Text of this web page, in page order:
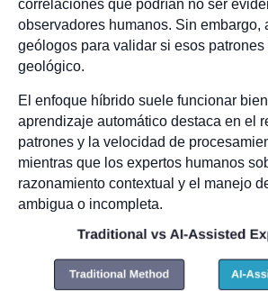
correlaciones que podrían no ser
observadores humanos. Sin embargo,
geólogos para validar si esos
geológico.
El enfoque híbrido suele funcionar
aprendizaje automático destaca en el
patrones y la velocidad de
mientras que los expertos humanos
razonamiento contextual y el manejo
ambigua o incompleta.